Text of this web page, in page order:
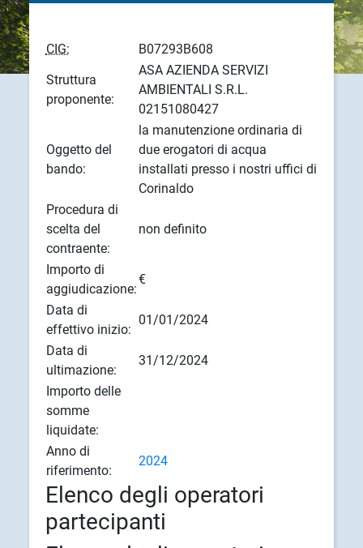
CIG:
B07293B608
Struttura
proponente:
ASA AZIENDA SERVIZI
AMBIENTALI S.R.L.
02151080427
Oggetto del
bando:
la manutenzione ordinaria di
due erogatori di acqua
installati presso i nostri uffici di
Corinaldo
Procedura di
scelta del
contraente:
non definito
Importo di
aggiudicazione:
€
Data di
effettivo inizio:
01/01/2024
Data di
ultimazione:
31/12/2024
Importo delle
somme
liquidate:
Anno di
riferimento:
2024
Elenco degli operatori
partecipanti